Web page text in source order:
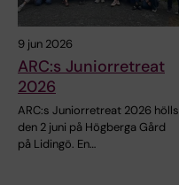
9 jun 2026
ARC:s Juniorretreat
2026
ARC:s Juniorretreat 2026 hölls
den 2 juni på Högberga Gård
på Lidingö. En…